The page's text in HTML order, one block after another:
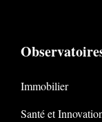
Immobilier
Santé et